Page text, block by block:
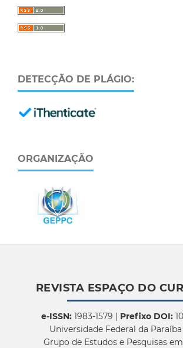
DETECÇÃO DE PLÁGIO:
ORGANIZAÇÃO
REVISTA ESPAÇO DO
e-ISSN:1983-1579 | Prefixo DOI:
Universidade Federal da Paraíba
Grupo de Estudos e Pesquisas